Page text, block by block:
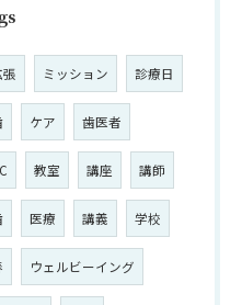
張 ミッション 診療日
ケア 歯医者
教室 講座 講師
医療 講義 学校
ウェルビーイング